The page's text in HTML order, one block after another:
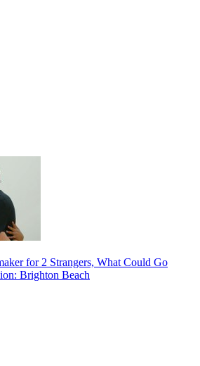
for 2 Strangers, What Could Go
Brighton Beach